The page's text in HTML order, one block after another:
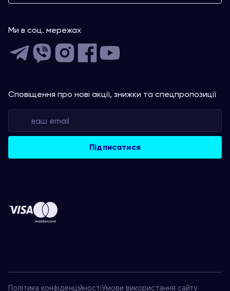
Ми в соц. мережах
Сповіщення про нові акції, знижки та спецпропозиції
Політика конфіденційностіУмови використання сайту